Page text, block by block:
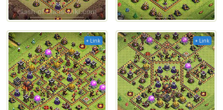
+ Link + Link